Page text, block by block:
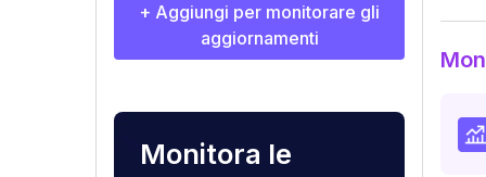
+ Aggiungi per monitorare gli
aggiornamenti
Monitora le